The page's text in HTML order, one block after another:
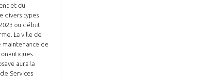
et du
divers types
ou début
La ville de
maintenance de
aura la
Services
?
LA FILIÈRE ?